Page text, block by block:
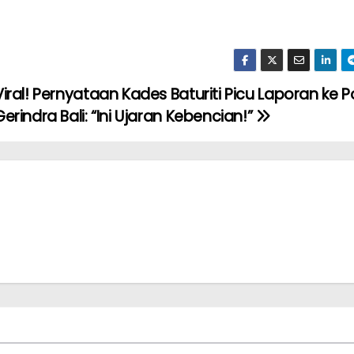
Pernyataan Kades Baturiti Picu Laporan ke
Bali: “Ini Ujaran Kebencian!”